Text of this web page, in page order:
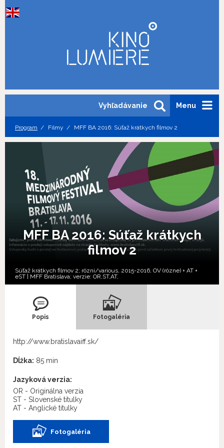
Menu
Vyhľadávanie
Program Filmy MFF BA 2016: Súťaž krátkych filmov 2
MFF BA 2016: Súťaž krátkych
filmov 2
Súťaž krátkych filmov 2; rôzni/various, 2015-2016, OV (rôzne) + AT +
eST | MFF Bratislava; verzie: OR, ST,AT,
Popis Fotogaléria
http://www.bratislavaiff.sk/
Dĺžka: 85 min
Jazyková verzia:
OR - Originálna verzia
ST - Slovenské titulky
AT - Anglické titulky
Fotogaléria